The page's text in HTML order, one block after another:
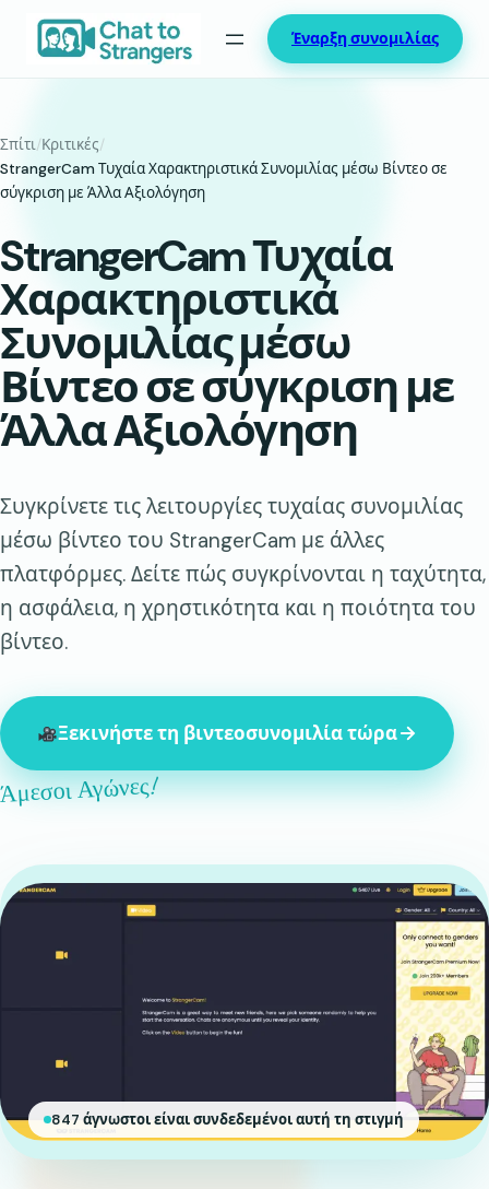
Μετάβαση
περιεχόμενο
Έναρξη συνομιλίας
Σπίτι/Κριτικές/
StrangerCam Τυχαία Χαρακτηριστικά Συνομιλίας μέσω Βίντεο σε
σύγκριση με Άλλα Αξιολόγηση
StrangerCam Τυχαία
Χαρακτηριστικά
Συνομιλίας μέσω
Βίντεο σε σύγκριση με
Άλλα Αξιολόγηση
Συγκρίνετε τις λειτουργίες τυχαίας συνομιλίας
μέσω βίντεο του StrangerCam με άλλες
πλατφόρμες. Δείτε πώς συγκρίνονται η ταχύτητα,
η ασφάλεια, η χρηστικότητα και η ποιότητα του
βίντεο.
Ξεκινήστε τη βιντεοσυνομιλία τώρα
Άμεσοι Αγώνες!
847 άγνωστοι είναι συνδεδεμένοι αυτή τη στιγμή